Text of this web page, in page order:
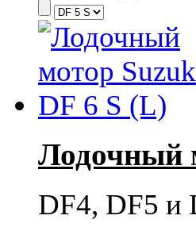
Лодочный
DF4, DF5 и